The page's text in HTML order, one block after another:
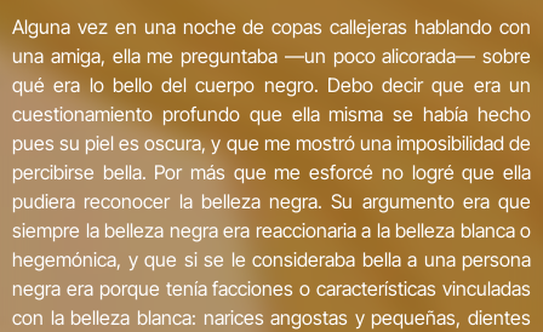
Alguna vez en una noche de copas callejeras hablando con
una amiga, ella me preguntaba —un poco alicorada— sobre
qué era lo bello del cuerpo negro. Debo decir que era un
cuestionamiento profundo que ella misma se había hecho
pues su piel es oscura, y que me mostró una imposibilidad de
percibirse bella. Por más que me esforcé no logré que ella
pudiera reconocer la belleza negra. Su argumento era que
siempre la belleza negra era reaccionaria a la belleza blanca o
hegemónica, y que si se le consideraba bella a una persona
negra era porque tenía facciones o características vinculadas
con la belleza blanca: narices angostas y pequeñas, dientes